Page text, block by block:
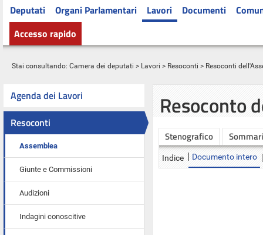
Deputati Organi Parlamentari Lavori Documenti
Accesso rapido
Stai consultando: Camera dei deputati > Lavori > Resoconti > Resoconti
Agenda dei Lavori
Resoconti
Assemblea
Giunte e Commissioni
Audizioni
Indagini conoscitive
Resoconto
Stenografico
Indice Documento intero